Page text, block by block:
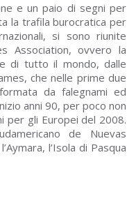
e un paio di segni per
la trafila burocratica per
si sono riunite
Association, ovvero la
di tutto il mondo, dalle
che nelle prime due
da falegnami ed
anni 90, per poco non
per gli Europei del 2008.
de Nuevas
l’Isola di Pasqua